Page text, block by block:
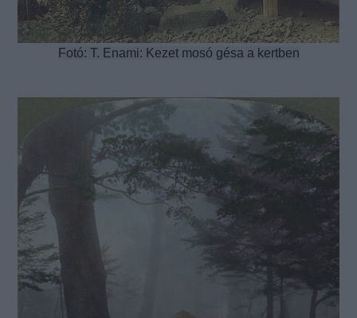
Fotó: T. Enami: Kezet mosó gésa a kertben